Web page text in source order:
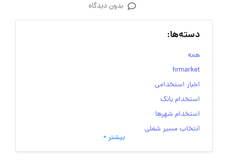
بدون دیدگاه
دسته‌ها:
همه
hrmarket
اخبار استخدامی
استخدام بانک
استخدام شهرها
انتخاب مسیر شغلی
به‌روزرسانی‌های سایت (کارجویی)
بیشتر +